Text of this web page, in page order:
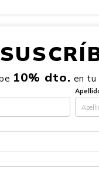
10% dto. en tu